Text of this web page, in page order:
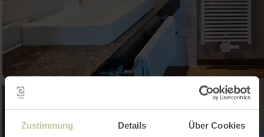
Zustimmung Details Über Cookies